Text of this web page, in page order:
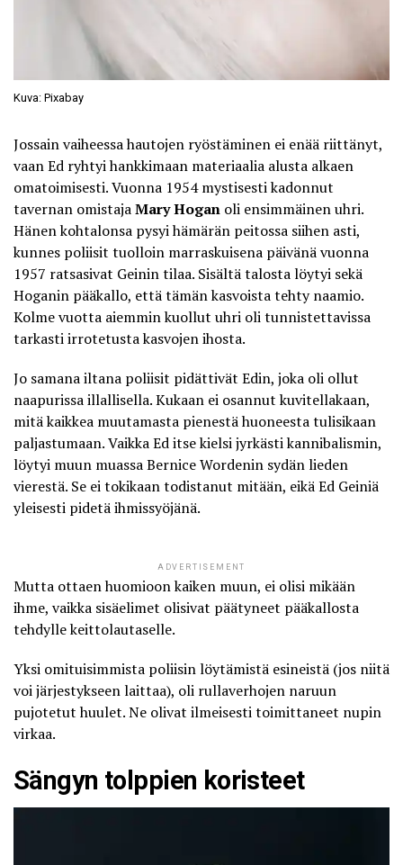
Kuva: Pixabay
Jossain vaiheessa hautojen ryöstäminen ei enää riittänyt,
vaan Ed ryhtyi hankkimaan materiaalia alusta alkaen
omatoimisesti. Vuonna 1954 mystisesti kadonnut
tavernan omistajaMary Hogan oli ensimmäinen uhri.
Hänen kohtalonsa pysyi hämärän peitossa siihen asti,
kunnes poliisit tuolloin marraskuisena päivänä vuonna
1957 ratsasivat Geinin tilaa. Sisältä talosta löytyi sekä
Hoganin pääkallo, että tämän kasvoista tehty naamio.
Kolme vuotta aiemmin kuollut uhri oli tunnistettavissa
tarkasti irrotetusta kasvojen ihosta.
Jo samana iltana poliisit pidättivät Edin, joka oli ollut
naapurissa illallisella. Kukaan ei osannut kuvitellakaan,
mitä kaikkea muutamasta pienestä huoneesta tulisikaan
paljastumaan. Vaikka Ed itse kielsi jyrkästi kannibalismin,
löytyi muun muassa Bernice Wordenin sydän lieden
vierestä. Se ei tokikaan todistanut mitään, eikä Ed Geiniä
yleisesti pidetä ihmissyöjänä.
ADVERTISEMENT
Mutta ottaen huomioon kaiken muun, ei olisi mikään
ihme, vaikka sisäelimet olisivat päätyneet pääkallosta
tehdylle keittolautaselle.
Yksi omituisimmista poliisin löytämistä esineistä (jos niitä
voi järjestykseen laittaa), oli rullaverhojen naruun
pujotetut huulet. Ne olivat ilmeisesti toimittaneet nupin
virkaa.
Sängyn tolppien koristeet